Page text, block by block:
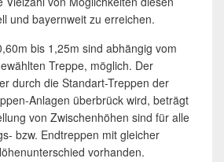
und bayernweit zu erreichen.
bis 1,25m sind abhängig vom
Treppe, möglich. Der
durch die Standart-Treppen der
Anlagen überbrück wird, beträgt
von Zwischenhöhen sind für alle
bzw. Endtreppen mit gleicher
vorhanden.